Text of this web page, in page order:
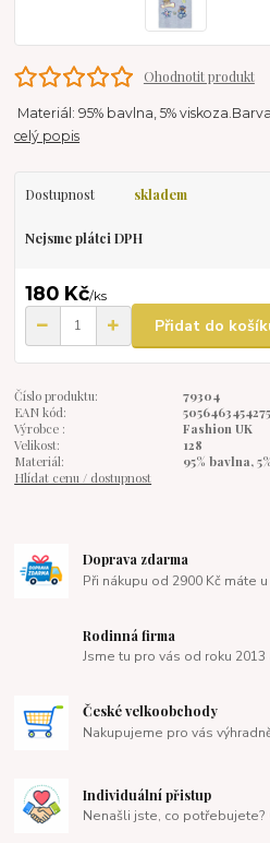
Ohodnotit produkt
Materiál: 95% bavlna, 5%
celý popis
Dostupnost skladem
Nejsme plátci DPH
180 Kč/ks
Přidat do
Číslo produktu:
79304
EAN kód:
5056463454275
Výrobce :
Fashion UK
Velikost:
128
Materiál:
95% bavlna,
Hlídat cenu / dostupnost
Doprava zdarma
Při nákupu od 2900 Kč máte
Rodinná firma
Jsme tu pro vás od roku
České velkoobchody
Nakupujeme pro vás
Individuální přistup
Nenašli jste, co potřebujete?